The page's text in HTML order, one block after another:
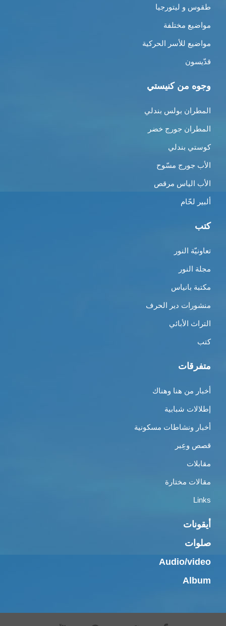
طقوس و ليتورجيا
مواضيع مختلفة
مواضيع للأسر الحركية
قدّيسون
وجوه من كنيستي
المطران بولس بندلي
المطران جورج خضر
كوستي بندلي
الأب جورج مسّوح
الأب الياس مرقص
ألبير لحّام
كتب
تعاونيّة النور
مجلة النور
مكتبة بانياس
منشورات دير الحرف
التراث الأبائي
كتب
متفرقات
أخبار من هنا وهناك
إطلالات شبابية
أخبار ونشاطات مسكونية
قصص وعِبر
مقابلات
مقالات مختارة
Links
أيقونات
صلوات
Audio/video
Album